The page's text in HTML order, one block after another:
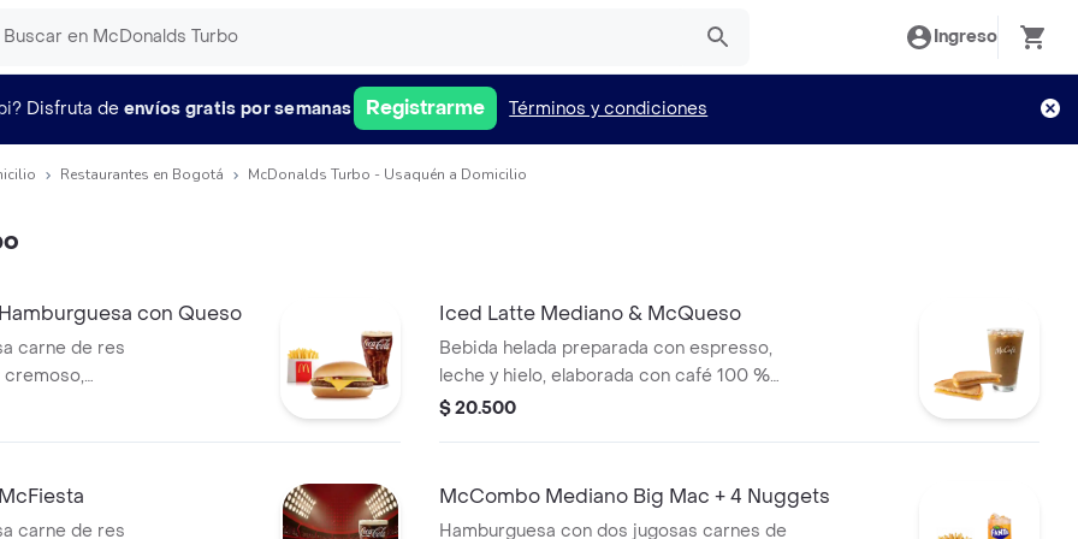
Ingreso
Disfruta de envíos gratis por semanas Registrarme Términos y condiciones
Restaurantes en Bogotá McDonalds Turbo - Usaquén a Domicilio
con Queso
carne de res
tomate y
Iced Latte Mediano & McQueso
Bebida helada preparada con espresso,
leche y hielo, elaborada con café 100 %
colombiano, acompañada de sándwich
$ 20.500
carne de res
McCombo Mediano Big Mac + 4 Nuggets
Hamburguesa con dos jugosas carnes de